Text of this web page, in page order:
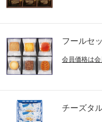
フールセ
会員価格は
チーズタ